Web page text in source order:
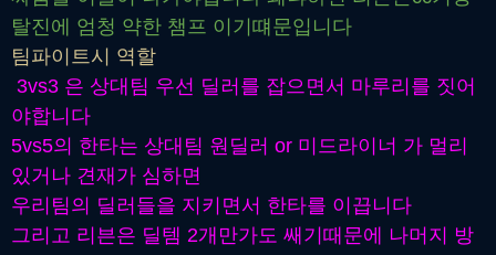
탈진에 엄청 약한 챔프 이기떄문입니다
팀파이트시 역할
3vs3 은 상대팀 우선 딜러를 잡으면서 마루리를 짓어
야합니다
5vs5의 한타는 상대팀 원딜러 or 미드라이너 가 멀리
있거나 견재가 심하면
우리팀의 딜러들을 지키면서 한타를 이끕니다
그리고 리븐은 딜템 2개만가도 쌔기때문에 나머지 방